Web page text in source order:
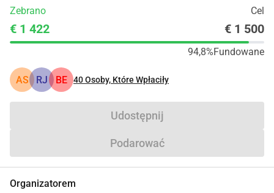
Zebrano Cel
€ 1 422 € 1 500
94,8%Fundowane
AS RJ BE 40Osoby, Które Wpłaciły
Udostępnij
Podarować
Organizatorem